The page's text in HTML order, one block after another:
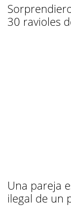
30 ravioles
Una pareja
ilegal de un